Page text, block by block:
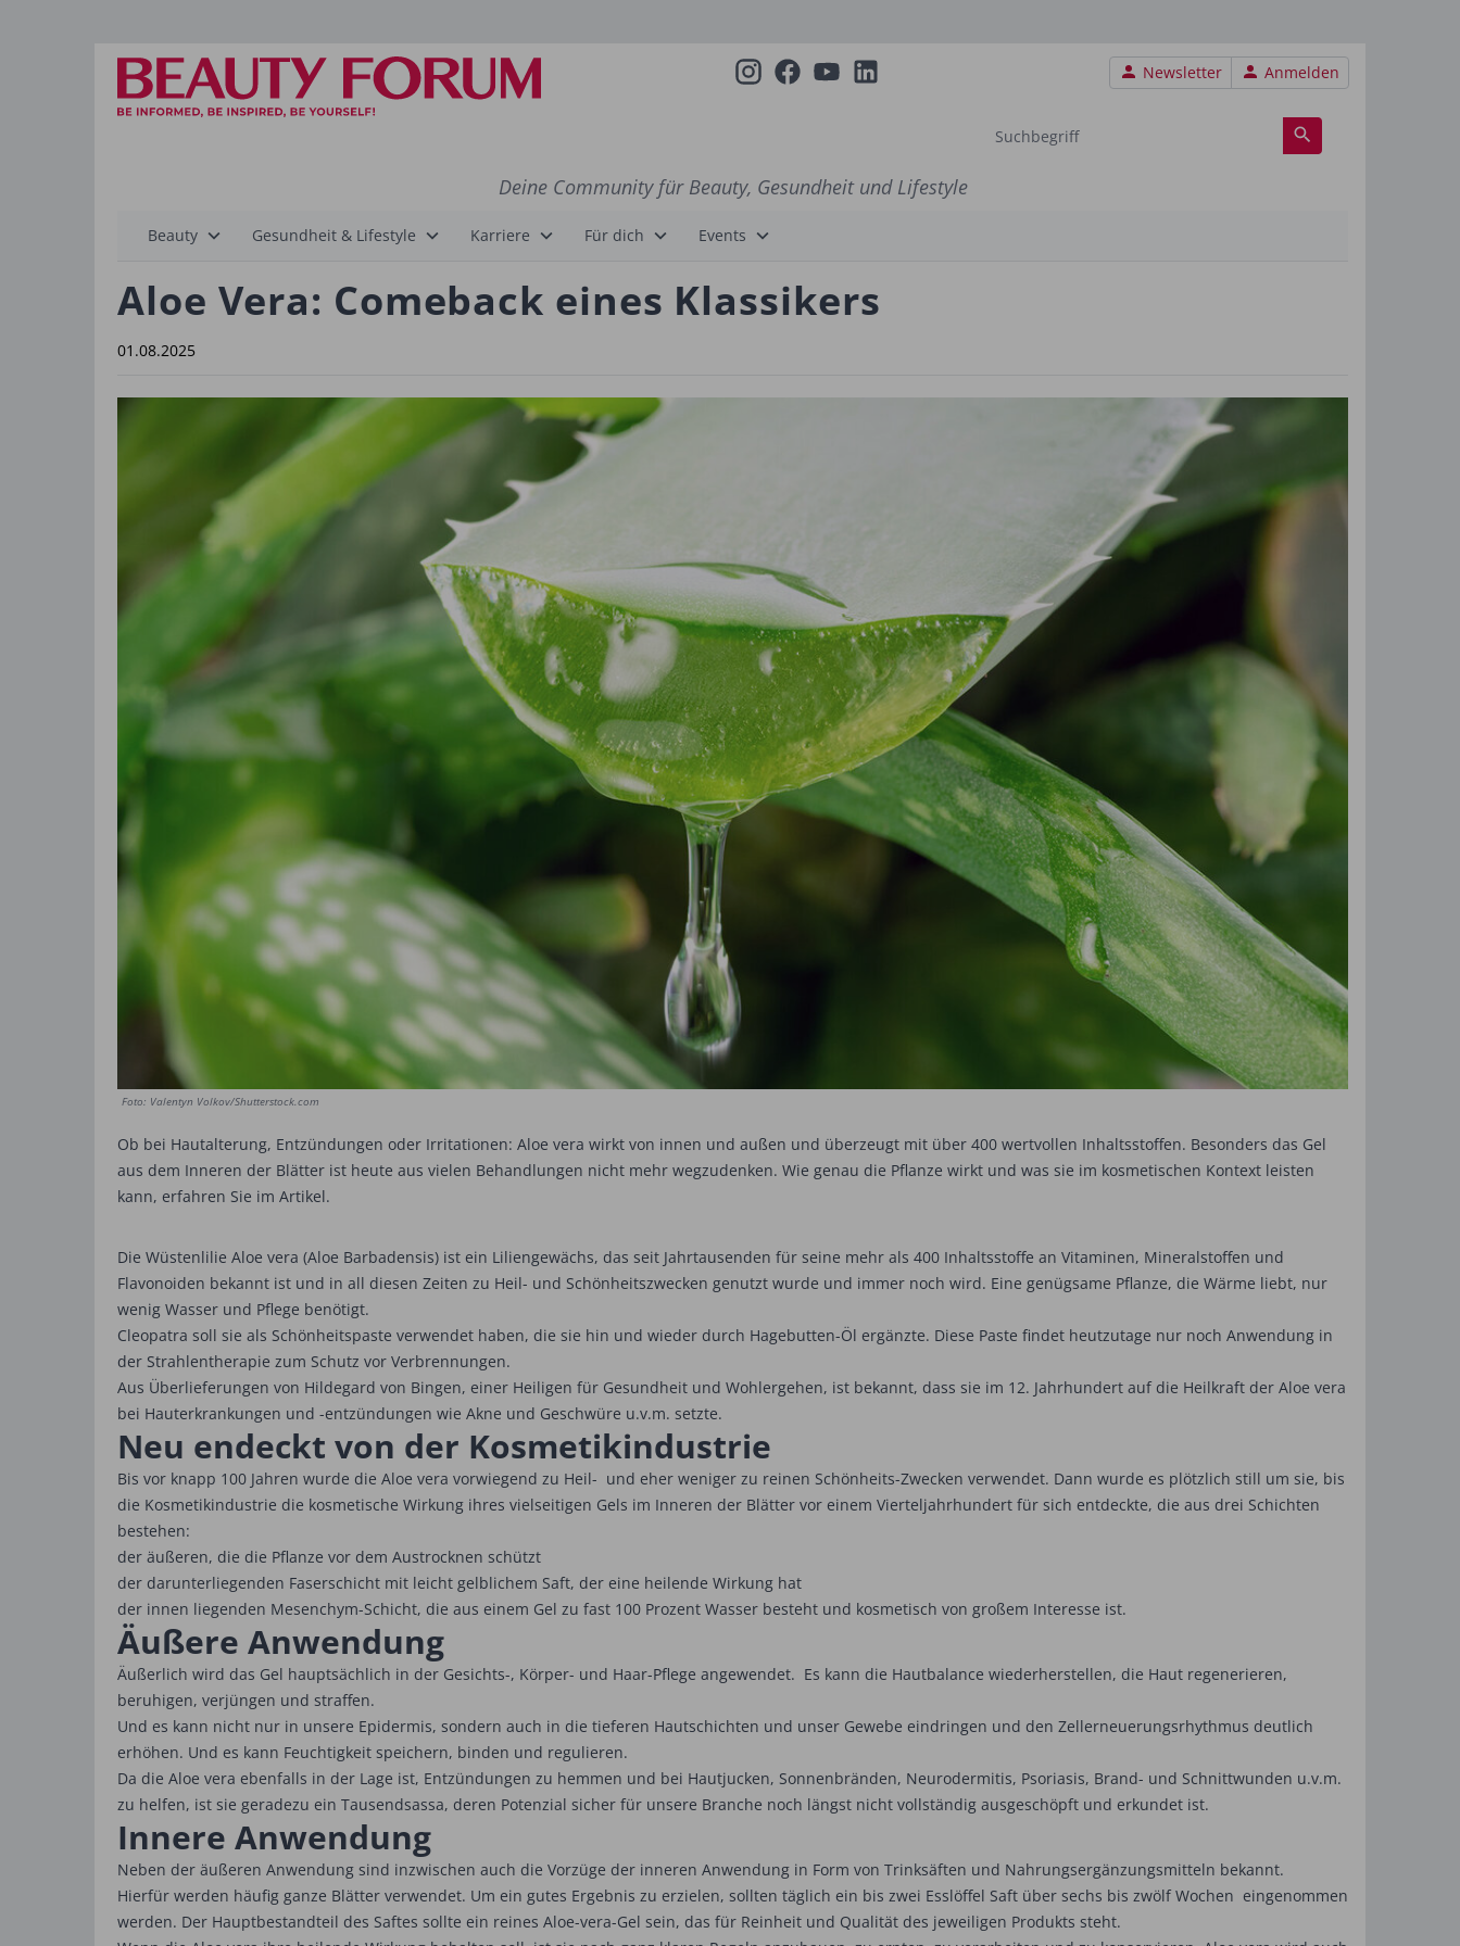
Benutzermenü
Newsletter Anmelden
Deine Community für Beauty, Gesundheit und Lifestyle
Hauptnavigation
Beauty Gesundheit & Lifestyle Karriere Für dich Events
Aloe Vera: Comeback eines Klassikers
01.08.2025
Foto: Valentyn Volkov/Shutterstock.com
Ob bei Hautalterung, Entzündungen oder Irritationen: Aloe vera wirkt von innen und außen und überzeugt mit über 400 wertvollen Inhaltsstoffen. Besonders das Gel
aus dem Inneren der Blätter ist heute aus vielen Behandlungen nicht mehr wegzudenken. Wie genau die Pflanze wirkt und was sie im kosmetischen Kontext leisten
kann, erfahren Sie im Artikel.
Die Wüstenlilie Aloe vera (Aloe Barbadensis) ist ein Liliengewächs, das seit Jahrtausenden für seine mehr als 400 Inhaltsstoffe an Vitaminen, Mineralstoffen und
Flavonoiden bekannt ist und in all diesen Zeiten zu Heil- und Schönheitszwecken genutzt wurde und immer noch wird. Eine genügsame Pflanze, die Wärme liebt, nur
wenig Wasser und Pflege benötigt.
Cleopatra soll sie als Schönheitspaste verwendet haben, die sie hin und wieder durch Hagebutten-Öl ergänzte. Diese Paste findet heutzutage nur noch Anwendung in
der Strahlentherapie zum Schutz vor Verbrennungen.
Aus Überlieferungen von Hildegard von Bingen, einer Heiligen für Gesundheit und Wohlergehen, ist bekannt, dass sie im 12. Jahrhundert auf die Heilkraft der Aloe vera
bei Hauterkrankungen und -entzündungen wie Akne und Geschwüre u.v.m. setzte.
Neu endeckt von der Kosmetikindustrie
Bis vor knapp 100 Jahren wurde die Aloe vera vorwiegend zu Heil- und eher weniger zu reinen Schönheits-Zwecken verwendet. Dann wurde es plötzlich still um sie, bis
die Kosmetikindustrie die kosmetische Wirkung ihres vielseitigen Gels im Inneren der Blätter vor einem Vierteljahrhundert für sich entdeckte, die aus drei Schichten
bestehen:
der äußeren, die die Pflanze vor dem Austrocknen schützt
der darunterliegenden Faserschicht mit leicht gelblichem Saft, der eine heilende Wirkung hat
der innen liegenden Mesenchym-Schicht, die aus einem Gel zu fast 100 Prozent Wasser besteht und kosmetisch von großem Interesse ist.
Äußere Anwendung
Äußerlich wird das Gel hauptsächlich in der Gesichts-, Körper- und Haar-Pflege angewendet. Es kann die Hautbalance wiederherstellen, die Haut regenerieren,
beruhigen, verjüngen und straffen.
Und es kann nicht nur in unsere Epidermis, sondern auch in die tieferen Hautschichten und unser Gewebe eindringen und den Zellerneuerungsrhythmus deutlich
erhöhen. Und es kann Feuchtigkeit speichern, binden und regulieren.
Da die Aloe vera ebenfalls in der Lage ist, Entzündungen zu hemmen und bei Hautjucken, Sonnenbränden, Neurodermitis, Psoriasis, Brand- und Schnittwunden u.v.m.
zu helfen, ist sie geradezu ein Tausendsassa, deren Potenzial sicher für unsere Branche noch längst nicht vollständig ausgeschöpft und erkundet ist.
Innere Anwendung
Neben der äußeren Anwendung sind inzwischen auch die Vorzüge der inneren Anwendung in Form von Trinksäften und Nahrungsergänzungsmitteln bekannt.
Hierfür werden häufig ganze Blätter verwendet. Um ein gutes Ergebnis zu erzielen, sollten täglich ein bis zwei Esslöffel Saft über sechs bis zwölf Wochen eingenommen
werden. Der Hauptbestandteil des Saftes sollte ein reines Aloe-vera-Gel sein, das für Reinheit und Qualität des jeweiligen Produkts steht.